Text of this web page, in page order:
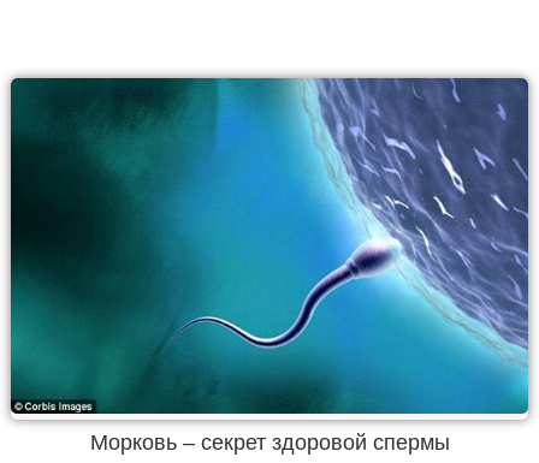
Морковь – секрет здоровой спермы